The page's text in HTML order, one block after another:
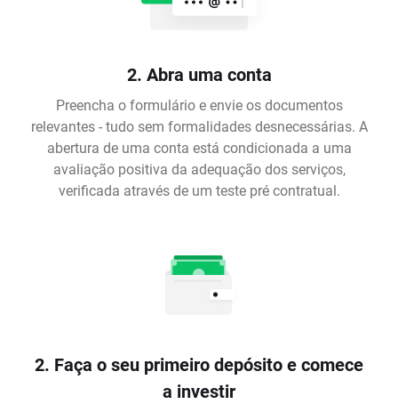
2. Abra uma conta
Preencha o formulário e envie os documentos
relevantes - tudo sem formalidades desnecessárias. A
abertura de uma conta está condicionada a uma
avaliação positiva da adequação dos serviços,
verificada através de um teste pré contratual.
2. Faça o seu primeiro depósito e comece
a investir